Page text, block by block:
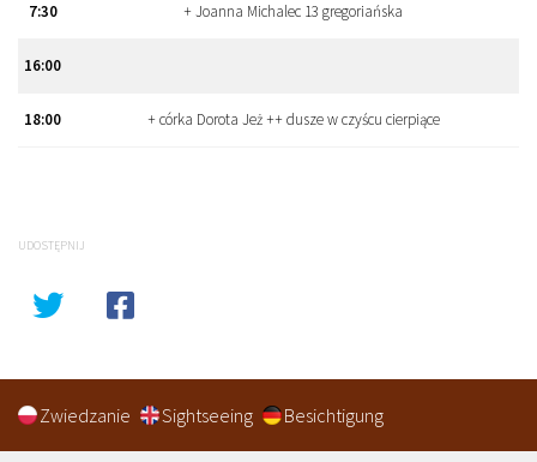
7:30 + Joanna Michalec 13 gregoriańska
16:00
18:00 + córka Dorota Jeż ++ dusze w czyścu cierpiące
UDOSTĘPNIJ
Zwiedzanie Sightseeing Besichtigung